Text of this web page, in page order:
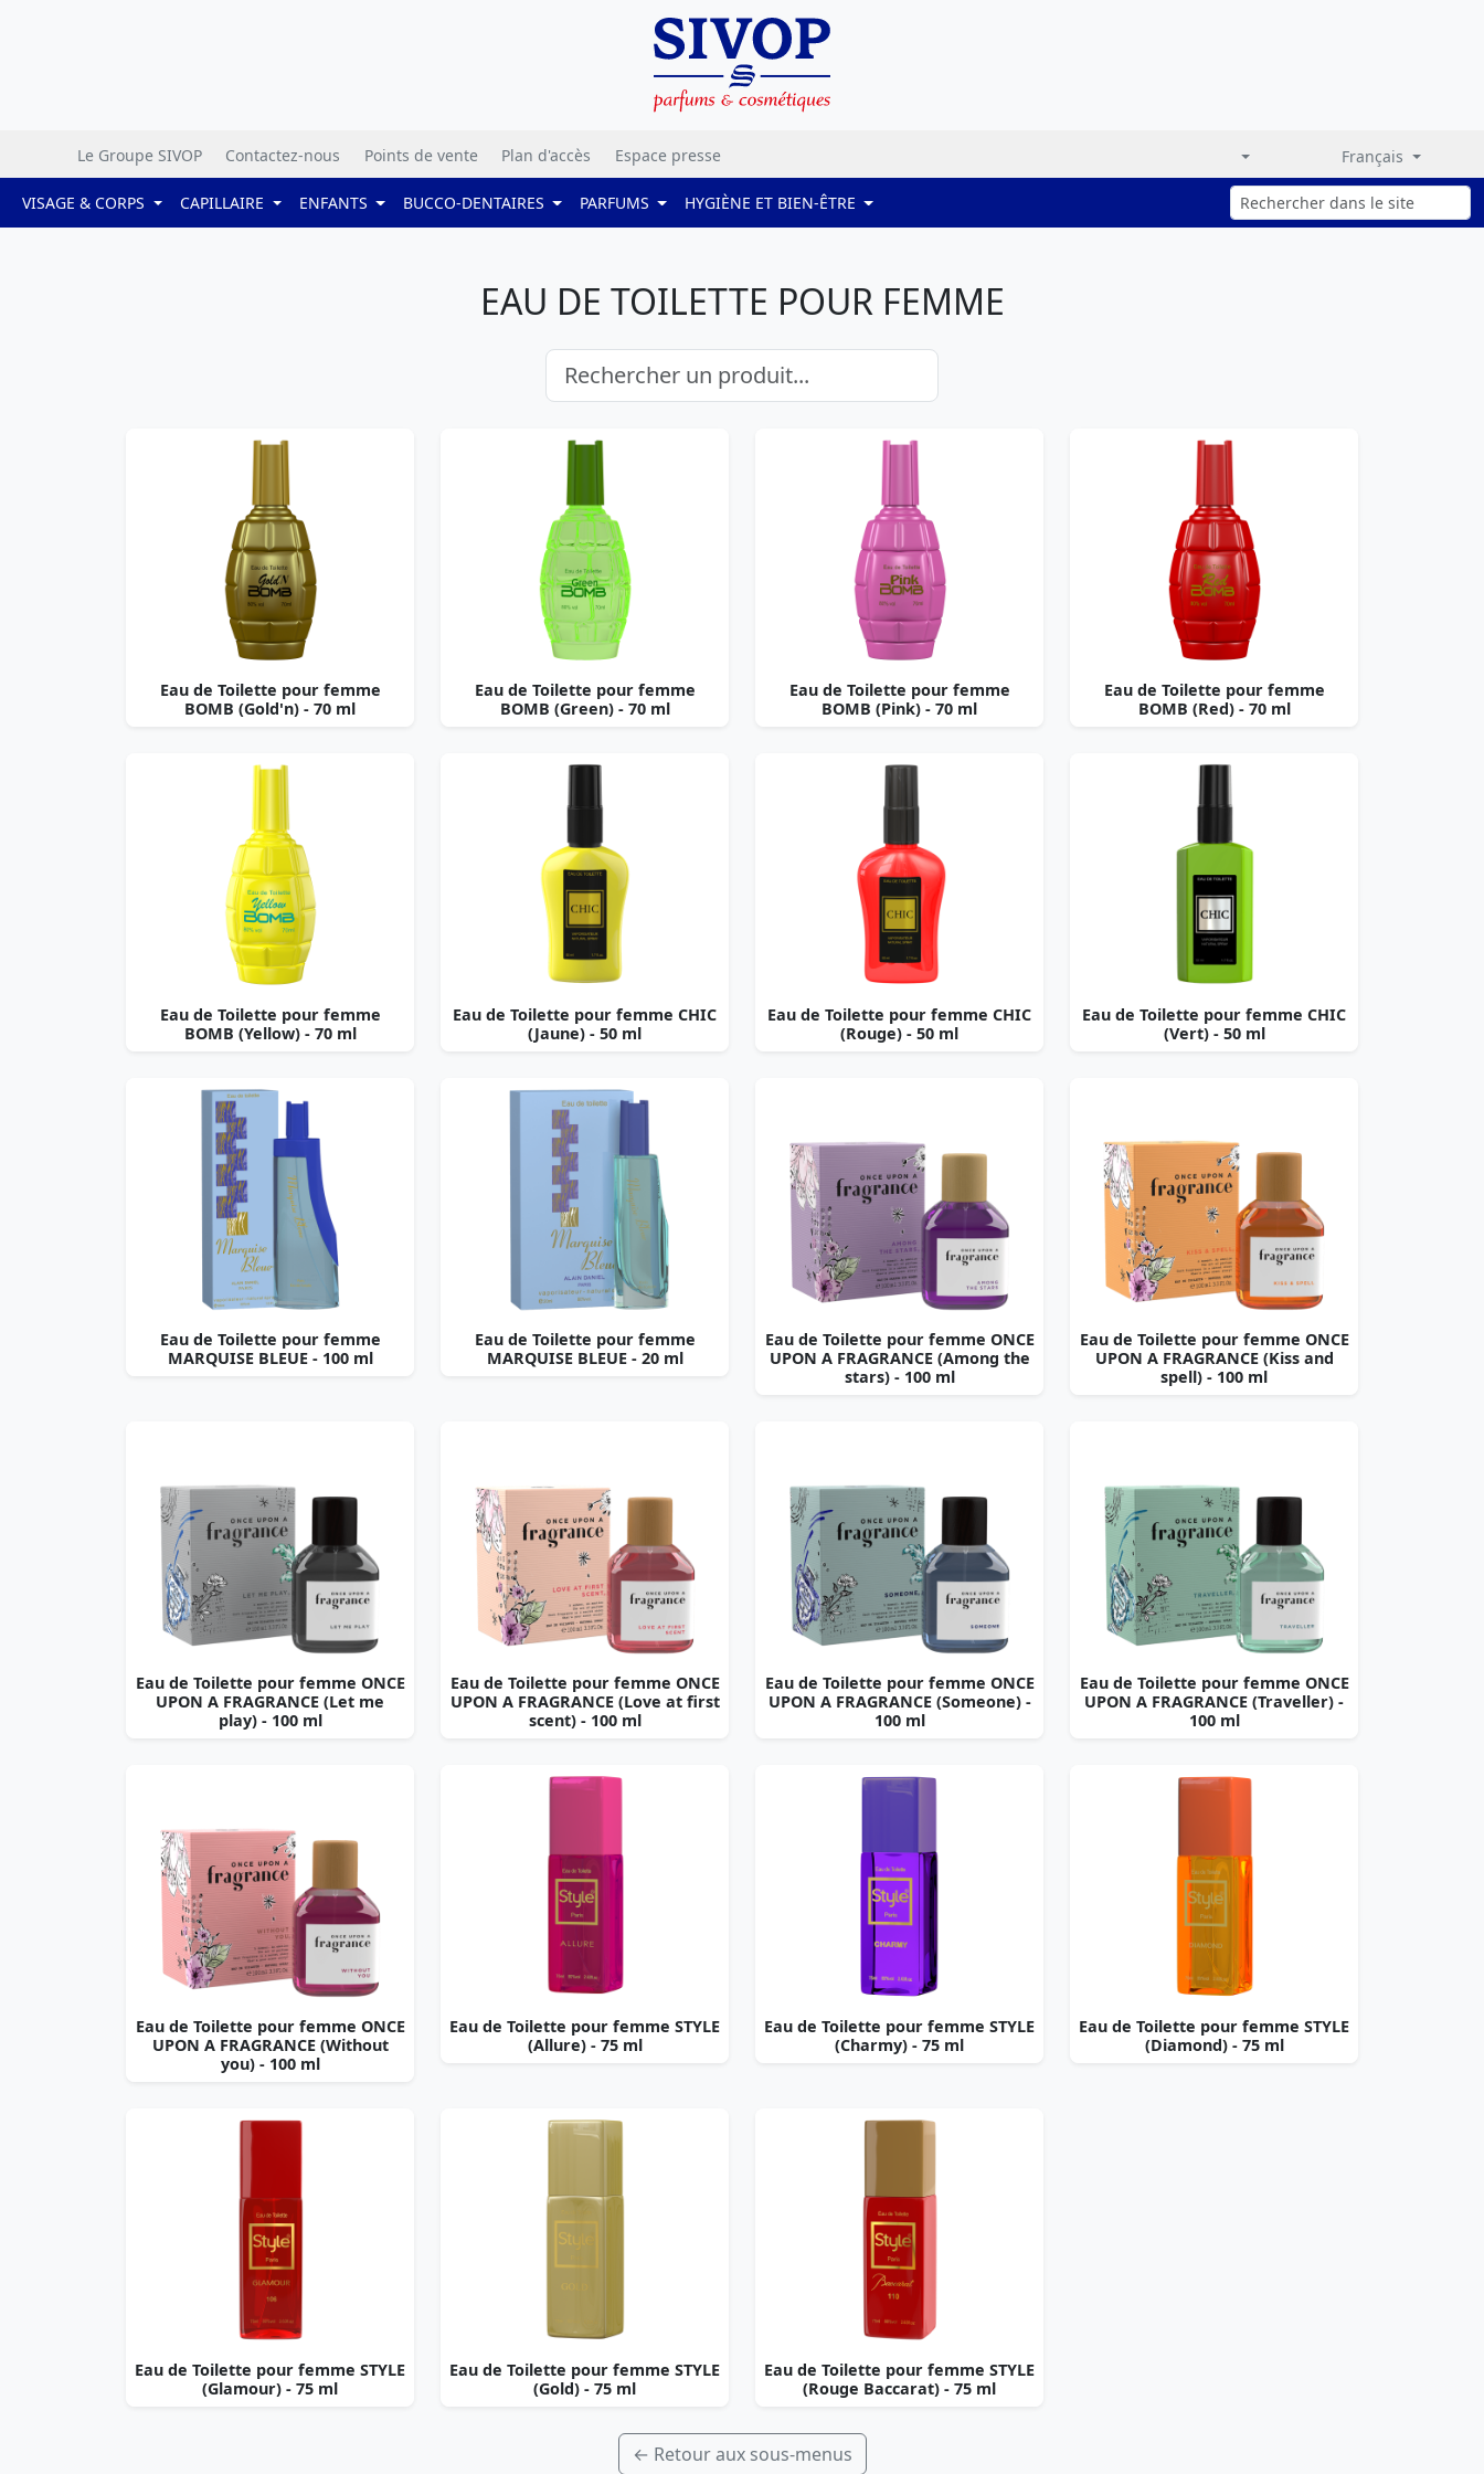
Le Groupe SIVOP Contactez-nous Points de vente Plan d'accès Espace presse Français
VISAGE & CORPS CAPILLAIRE ENFANTS BUCCO-DENTAIRES PARFUMS HYGIÈNE ET BIEN-ÊTRE
EAU DE TOILETTE POUR FEMME
Eau de Toilette pour femme
BOMB (Gold'n) - 70 ml
Eau de Toilette pour femme
BOMB (Green) - 70 ml
Eau de Toilette pour femme
BOMB (Pink) - 70 ml
Eau de Toilette pour femme
BOMB (Red) - 70 ml
Eau de Toilette pour femme
BOMB (Yellow) - 70 ml
Eau de Toilette pour femme CHIC
(Jaune) - 50 ml
Eau de Toilette pour femme CHIC
(Rouge) - 50 ml
Eau de Toilette pour femme CHIC
(Vert) - 50 ml
Eau de Toilette pour femme
MARQUISE BLEUE - 100 ml
Eau de Toilette pour femme
MARQUISE BLEUE - 20 ml
Eau de Toilette pour femme ONCE
UPON A FRAGRANCE (Among the
stars) - 100 ml
Eau de Toilette pour femme ONCE
UPON A FRAGRANCE (Kiss and
spell) - 100 ml
Eau de Toilette pour femme ONCE
UPON A FRAGRANCE (Let me
play) - 100 ml
Eau de Toilette pour femme ONCE
UPON A FRAGRANCE (Love at first
scent) - 100 ml
Eau de Toilette pour femme ONCE
UPON A FRAGRANCE (Someone) -
100 ml
Eau de Toilette pour femme ONCE
UPON A FRAGRANCE (Traveller) -
100 ml
Eau de Toilette pour femme ONCE
UPON A FRAGRANCE (Without
you) - 100 ml
Eau de Toilette pour femme STYLE
(Allure) - 75 ml
Eau de Toilette pour femme STYLE
(Charmy) - 75 ml
Eau de Toilette pour femme STYLE
(Diamond) - 75 ml
Eau de Toilette pour femme STYLE
(Glamour) - 75 ml
Eau de Toilette pour femme STYLE
(Gold) - 75 ml
Eau de Toilette pour femme STYLE
(Rouge Baccarat) - 75 ml
← Retour aux sous-menus